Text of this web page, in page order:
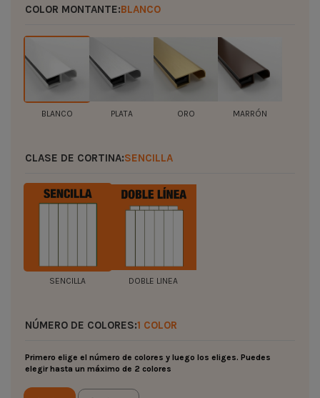
COLOR MONTANTE:BLANCO
BLANCO PLATA ORO MARRÓN
CLASE DE CORTINA:SENCILLA
SENCILLA DOBLE LINEA
NÚMERO DE COLORES:1 COLOR
Primero elige el número de colores y luego los eliges. Puedes
elegir hasta un máximo de 2 colores